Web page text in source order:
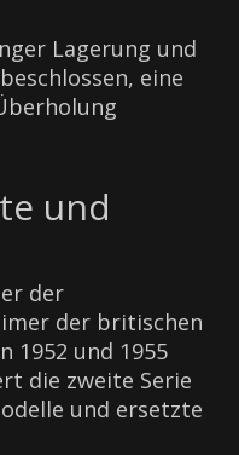
Lagerung und
eine
und
der
der britischen
1952 und 1955
die zweite Serie
und ersetzte